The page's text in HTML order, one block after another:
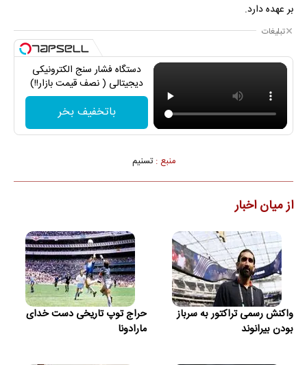
بر عهده دارد.
تبلیغات
دستگاه فشار سنج الکترونیکی
دیجیتالی ( نصف قیمت بازار!!)
باتخفیف بخر
منبع :تسنیم
از میان اخبار
واکنش رسمی تراکتور به سرباز
بودن بیرانوند
حراج توپ تاریخی دست خدای
مارادونا